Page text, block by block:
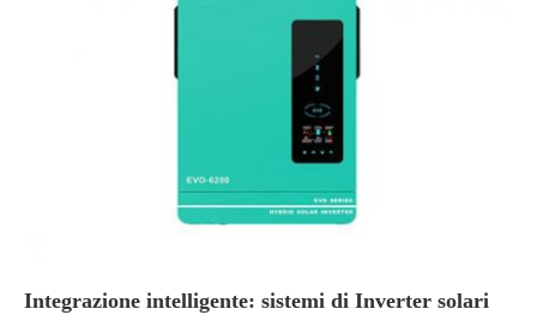
Integrazione intelligente: sistemi di Inverter solari